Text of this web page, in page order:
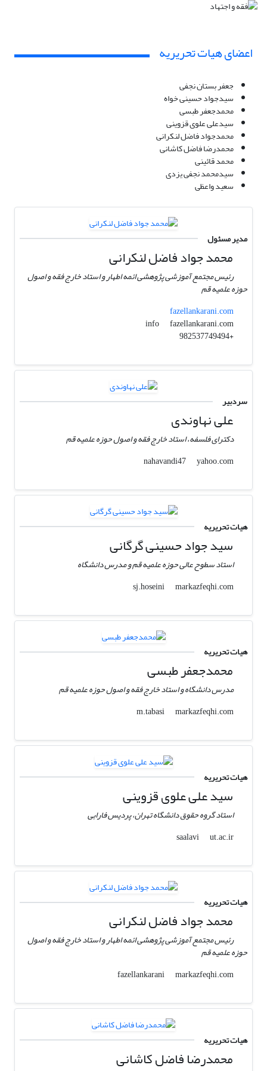
اعضای هیات تحریریه
جعفر بستان نجفی
سیدجواد حسینی خواه
محمدجعفر طبسی
سیدعلی علوی قزوینی
محمدجواد فاضل لنکرانی
محمدرضا فاضل کاشانی
محمد قائینی
سیدمحمد نجفی یزدی
سعید واعظی
مدیر مسئول
محمد جواد فاضل لنکرانی
رئیس مجتمع آموزشی پژوهشی ائمه اطهار و استاد خارج فقه و اصول
حوزه علمیه قم
fazellankarani.com
info
fazellankarani.com
+982537749494
سردبیر
علی نهاوندی
دکترای فلسفه، استاد خارج فقه و اصول حوزه علمیه قم
nahavandi47
yahoo.com
هیات تحریریه
سید جواد حسینی گرگانی
استاد سطوح عالی حوزه علمیه قم و مدرس دانشگاه
sj.hoseini
markazfeqhi.com
هیات تحریریه
محمدجعفر طبسی
مدرس دانشگاه و استاد خارج فقه و اصول حوزه علمیه قم
m.tabasi
markazfeqhi.com
هیات تحریریه
سید علی علوی قزوینی
استاد گروه حقوق دانشگاه تهران، پردیس فارابی
saalavi
ut.ac.ir
هیات تحریریه
محمد جواد فاضل لنکرانی
رئیس مجتمع آموزشی پژوهشی ائمه اطهار و استاد خارج فقه و اصول
حوزه علمیه قم
fazellankarani
markazfeqhi.com
هیات تحریریه
محمدرضا فاضل کاشانی